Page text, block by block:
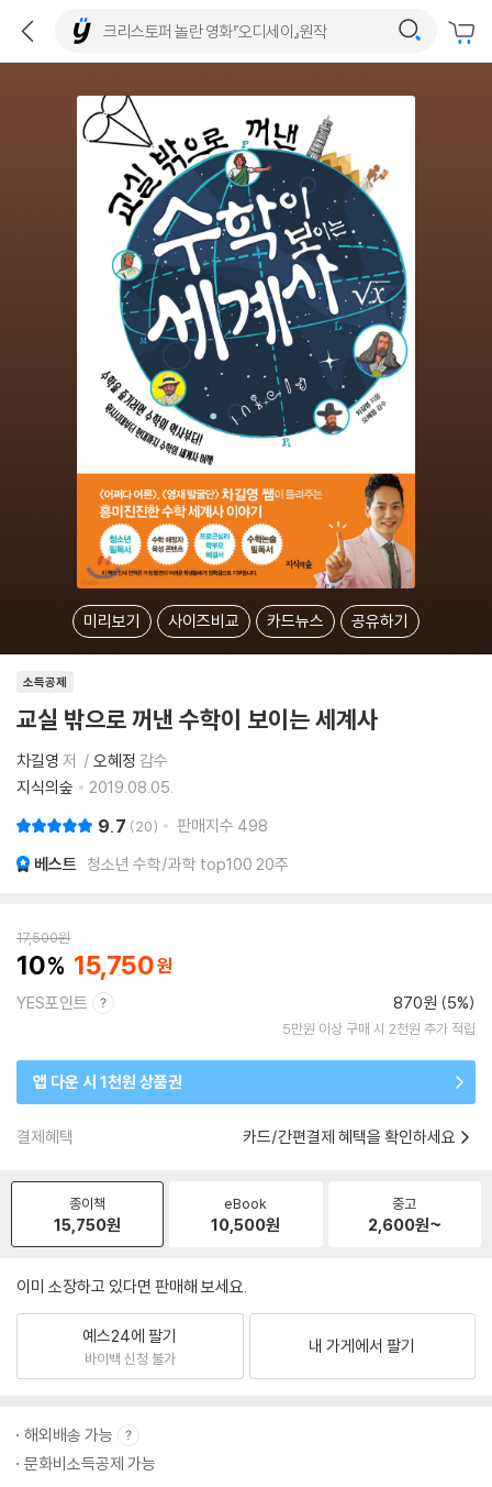
미리보기 사이즈비교 카드뉴스 공유하기
소득공제
교실 밖으로 꺼낸 수학이 보이는 세계사
차길영 저 오혜정 감수
지식의숲
2019.08.05.
9.7 20 판매지수 498
베스트 청소년 수학/과학 top100 20주
17,500원
10 15,750
YES포인트 870원 (5%)
5만원 이상 구매 시 2천원 추가 적립
앱 다운 시 1천원 상품권
결제혜택 카드/간편결제 혜택을 확인하세요
종이책
15,750원
eBook
10,500원
중고
2,600원~
이미 소장하고 있다면 판매해 보세요.
예스24에 팔기
바이백 신청 불가
내 가게에서 팔기
해외배송 가능
문화비소득공제 가능